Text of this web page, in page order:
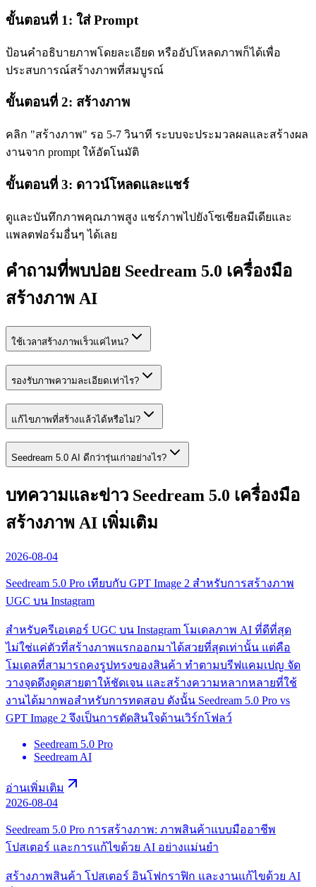
ขั้นตอนที่ 1: ใส่ Prompt
ป้อนคำอธิบายภาพโดยละเอียด หรืออัปโหลดภาพก็ได้เพื่อ
ประสบการณ์สร้างภาพที่สมบูรณ์
ขั้นตอนที่ 2: สร้างภาพ
คลิก "สร้างภาพ" รอ 5-7 วินาที ระบบจะประมวลผลและสร้างผล
งานจาก prompt ให้อัตโนมัติ
ขั้นตอนที่ 3: ดาวน์โหลดและแชร์
ดูและบันทึกภาพคุณภาพสูง แชร์ภาพไปยังโซเชียลมีเดียและ
แพลตฟอร์มอื่นๆ ได้เลย
คำถามที่พบบ่อย Seedream 5.0 เครื่องมือ
สร้างภาพ AI
ใช้เวลาสร้างภาพเร็วแค่ไหน?
รองรับภาพความละเอียดเท่าไร?
แก้ไขภาพที่สร้างแล้วได้หรือไม่?
Seedream 5.0 AI ดีกว่ารุ่นเก่าอย่างไร?
บทความและข่าว Seedream 5.0 เครื่องมือ
สร้างภาพ AI เพิ่มเติม
2026-08-04
Seedream 5.0 Pro เทียบกับ GPT Image 2 สำหรับการสร้างภาพ
UGC บน Instagram
สำหรับครีเอเตอร์ UGC บน Instagram โมเดลภาพ AI ที่ดีที่สุด
ไม่ใช่แค่ตัวที่สร้างภาพแรกออกมาได้สวยที่สุดเท่านั้น แต่คือ
โมเดลที่สามารถคงรูปทรงของสินค้า ทำตามบรีฟแคมเปญ จัด
วางจุดดึงดูดสายตาให้ชัดเจน และสร้างความหลากหลายที่ใช้
งานได้มากพอสำหรับการทดสอบ ดังนั้น Seedream 5.0 Pro vs
GPT Image 2 จึงเป็นการตัดสินใจด้านเวิร์กโฟลว์
Seedream 5.0 Pro
Seedream AI
อ่านเพิ่มเติม
2026-08-04
Seedream 5.0 Pro การสร้างภาพ: ภาพสินค้าแบบมืออาชีพ
โปสเตอร์ และการแก้ไขด้วย AI อย่างแม่นยำ
สร้างภาพสินค้า โปสเตอร์ อินโฟกราฟิก และงานแก้ไขด้วย AI